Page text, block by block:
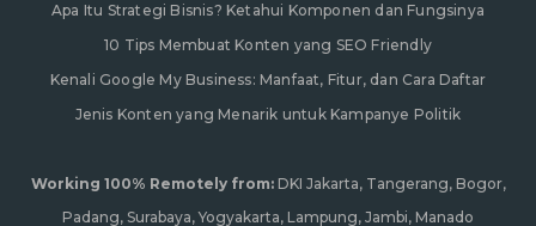
Apa Itu Strategi Bisnis? Ketahui Komponen dan Fungsinya
10 Tips Membuat Konten yang SEO Friendly
Kenali Google My Business: Manfaat, Fitur, dan Cara Daftar
Jenis Konten yang Menarik untuk Kampanye Politik
Working 100% Remotely from: DKI Jakarta, Tangerang, Bogor,
Padang, Surabaya, Yogyakarta, Lampung, Jambi, Manado